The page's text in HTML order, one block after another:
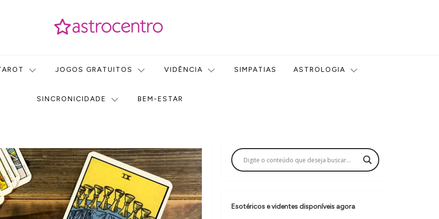
JOGOS GRATUITOS VIDÊNCIA SIMPATIAS ASTROLOGIA
SINCRONICIDADE BEM-ESTAR
Esotéricos e videntes disponíveis agora